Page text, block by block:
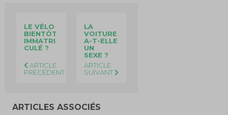
LE VÉLO
BIENTÔT
IMMATRI
CULÉ ?
ARTICLE
PRÉCÉDENT
LA
VOITURE
A-T-ELLE
UN
SEXE ?
ARTICLE
SUIVANT
ARTICLES ASSOCIÉS